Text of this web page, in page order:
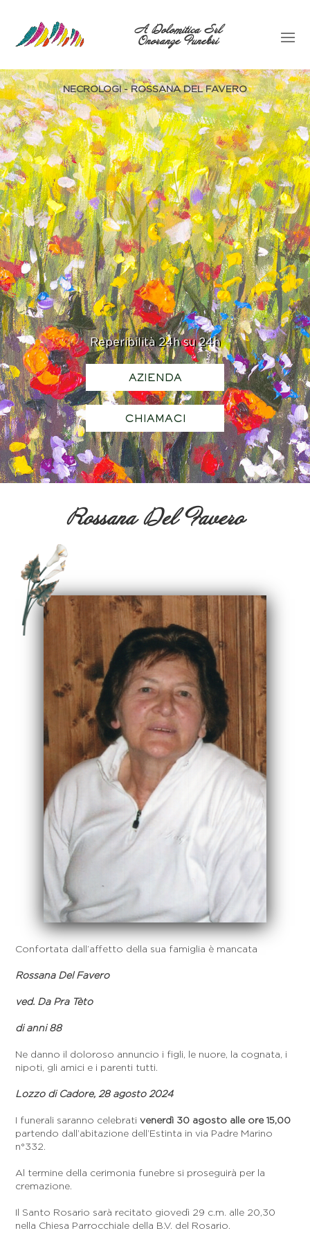
A Dolomitica Srl
Onoranze Funebri
Reperibilità 24h su 24h
AZIENDA
CHIAMACI
NECROLOGI - ROSSANA DEL FAVERO
Rossana Del Favero
Confortata dall’affetto della sua famiglia è mancata
Rossana Del Favero
ved. Da Pra Tèto
di anni 88
Ne danno il doloroso annuncio i figli, le nuore, la cognata, i
nipoti, gli amici e i parenti tutti.
Lozzo di Cadore, 28 agosto 2024
I funerali saranno celebrati venerdì 30 agosto alle ore 15,00
partendo dall’abitazione dell’Estinta in via Padre Marino
n°332.
Al termine della cerimonia funebre si proseguirà per la
cremazione.
Il Santo Rosario sarà recitato giovedì 29 c.m. alle 20,30
nella Chiesa Parrocchiale della B.V. del Rosario.